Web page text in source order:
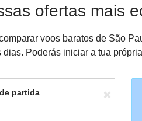
ofertas mais
voos baratos de São
dias. Poderás iniciar a tua
partida